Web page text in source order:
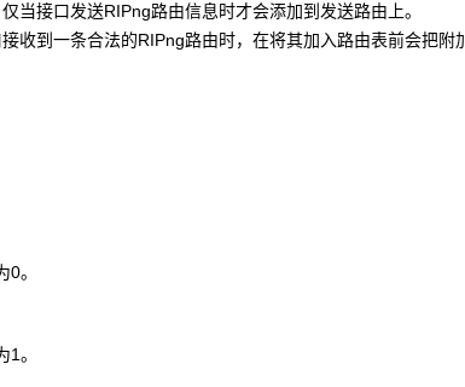
接口发送RIPng路由信息时才会添加到发送路由上。
到一条合法的RIPng路由时，在将其加入路由表前会把附
。
。